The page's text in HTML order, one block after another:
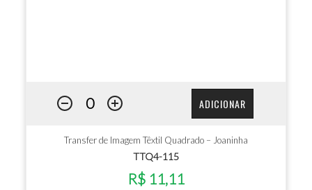
ADICIONAR
Transfer de Imagem Têxtil Quadrado – Joaninha
TTQ4-115
R$ 11,11